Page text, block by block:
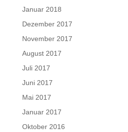
Januar 2018
Dezember 2017
November 2017
August 2017
Juli 2017
Juni 2017
Mai 2017
Januar 2017
Oktober 2016